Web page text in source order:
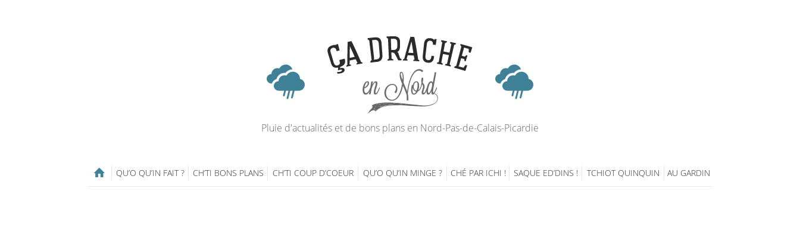
Pluie d'actualités et de bons plans en Nord-Pas-de-Calais-Picardie
QU’O QU’IN FAIT ? CH’TI BONS PLANS CH’TI COUP D’COEUR QU’O QU’IN MINGE ? CHÉ PAR ICHI ! SAQUE ED’DINS ! TCHIOT QUINQUIN AU GARDIN